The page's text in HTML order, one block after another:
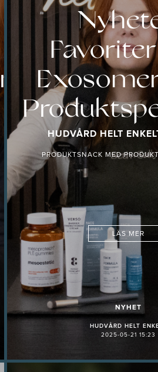
HUDVÅRD HELT
PRODUKTSNACK MED
LÄS MER
NYHET
HUDVÅRD HELT
2025-05-21 15:23